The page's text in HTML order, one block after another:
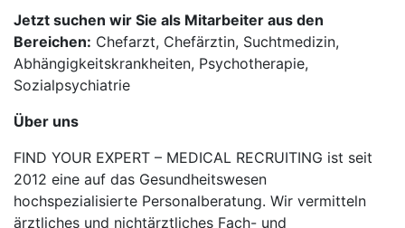
Jetzt suchen wir Sie als Mitarbeiter aus den
Bereichen: Chefarzt, Chefärztin, Suchtmedizin,
Abhängigkeitskrankheiten, Psychotherapie,
Sozialpsychiatrie
Über uns
FIND YOUR EXPERT – MEDICAL RECRUITING ist seit
2012 eine auf das Gesundheitswesen
hochspezialisierte Personalberatung. Wir vermitteln
ärztliches und nichtärztliches Fach- und